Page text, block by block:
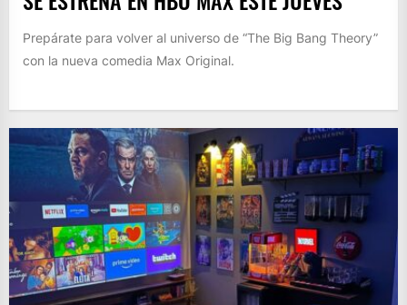
Prepárate para volver al universo de “The Big Bang Theory”
con la nueva comedia Max Original.